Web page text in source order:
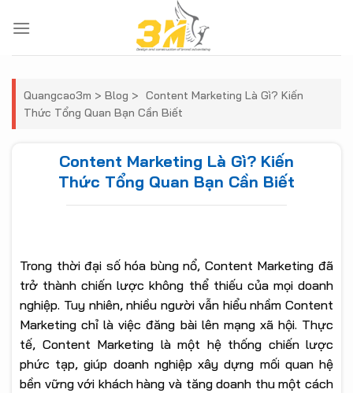
Quangcao3m > Blog > Content Marketing Là Gì? Kiến
Thức Tổng Quan Bạn Cần Biết
Content Marketing Là Gì? Kiến
Thức Tổng Quan Bạn Cần Biết
Trong thời đại số hóa bùng nổ, Content Marketing đã
trở thành chiến lược không thể thiếu của mọi doanh
nghiệp. Tuy nhiên, nhiều người vẫn hiểu nhầm Content
Marketing chỉ là việc đăng bài lên mạng xã hội. Thực
tế, Content Marketing là một hệ thống chiến lược
phức tạp, giúp doanh nghiệp xây dựng mối quan hệ
bền vững với khách hàng và tăng doanh thu một cách